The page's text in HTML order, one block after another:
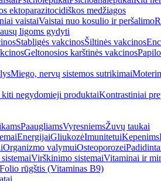
ektoparazitocidiškos medžiagos
vaistaiVaistai nuo kosulio ir peršalimo
ligoms gydyti
Stabligės vakcinosŠiltinės vakcinos
Geltonosios karštinės vakcinos
Miego, nervų sistemos sutrikimai
negydomieji produktaiKontrastiniai
PaaugliamsVyresniemsŽuvų taukai
EnergijaiGliukozėImunitetuiKepenims
Organizmo valymuiOsteoporozei
Virškinimo sistemaiVitaminai ir
Folio rūgštis (Vitaminas B9)